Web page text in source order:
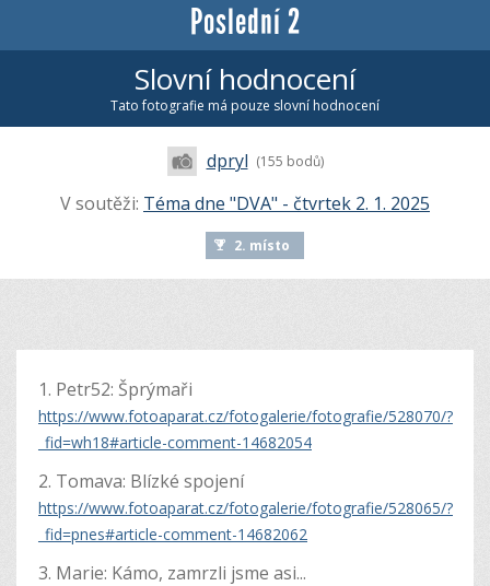
Poslední 2
Slovní hodnocení
Tato fotografie má pouze slovní hodnocení
dpryl (155 bodů)
V soutěži: Téma dne "DVA" - čtvrtek 2. 1. 2025
2. místo
1. Petr52: Šprýmaři
https://www.fotoaparat.cz/fotogalerie/fotografie/528070/?
_fid=wh18#article-comment-14682054
2. Tomava: Blízké spojení
https://www.fotoaparat.cz/fotogalerie/fotografie/528065/?
_fid=pnes#article-comment-14682062
3. Marie: Kámo, zamrzli jsme asi...